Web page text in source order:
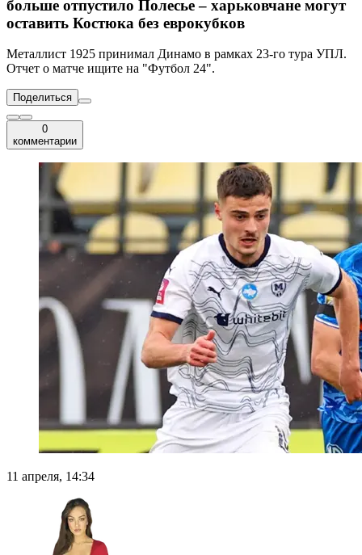
больше отпустило Полесье – харьковчане могут
оставить Костюка без еврокубков
Металлист 1925 принимал Динамо в рамках 23-го тура УПЛ.
Отчет о матче ищите на "Футбол 24".
Поделиться
0
комментарии
11 апреля, 14:34